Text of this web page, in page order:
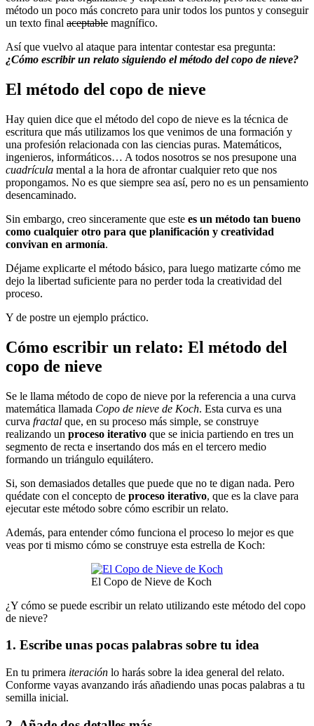
método un poco más concreto para unir todos los puntos y conseguir
un texto final aceptable magnífico.
Así que vuelvo al ataque para intentar contestar esa pregunta:
¿Cómo escribir un relato siguiendo el método del copo de nieve?
El método del copo de nieve
Hay quien dice que el método del copo de nieve es la técnica de
escritura que más utilizamos los que venimos de una formación y
una profesión relacionada con las ciencias puras. Matemáticos,
ingenieros, informáticos… A todos nosotros se nos presupone una
cuadrícula mental a la hora de afrontar cualquier reto que nos
propongamos. No es que siempre sea así, pero no es un pensamiento
desencaminado.
Sin embargo, creo sinceramente que este es un método tan bueno
como cualquier otro para que planificación y creatividad
convivan en armonía.
Déjame explicarte el método básico, para luego matizarte cómo me
dejo la libertad suficiente para no perder toda la creatividad del
proceso.
Y de postre un ejemplo práctico.
Cómo escribir un relato: El método del
copo de nieve
Se le llama método de copo de nieve por la referencia a una curva
matemática llamada Copo de nieve de Koch. Esta curva es una
curva fractal que, en su proceso más simple, se construye
realizando un proceso iterativo que se inicia partiendo en tres un
segmento de recta e insertando dos más en el tercero medio
formando un triángulo equilátero.
Si, son demasiados detalles que puede que no te digan nada. Pero
quédate con el concepto de proceso iterativo, que es la clave para
ejecutar este método sobre cómo escribir un relato.
Además, para entender cómo funciona el proceso lo mejor es que
veas por ti mismo cómo se construye esta estrella de Koch:
El Copo de Nieve de Koch
¿Y cómo se puede escribir un relato utilizando este método del copo
de nieve?
1. Escribe unas pocas palabras sobre tu idea
En tu primera iteración lo harás sobre la idea general del relato.
Conforme vayas avanzando irás añadiendo unas pocas palabras a tu
semilla inicial.